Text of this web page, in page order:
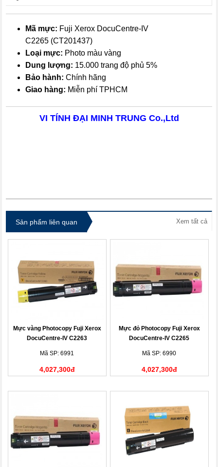
Mã mực: Fuji Xerox DocuCentre-IV
C2265 (CT201437)
Loại mực: Photo màu vàng
Dung lượng: 15.000 trang độ phủ 5%
Bảo hành: Chính hãng
Giao hàng: Miễn phí TPHCM
VI TÍNH ĐẠI MINH TRUNG Co.,Ltd
Sản phẩm liên quan Xem tất cả
Mực vàng Photocopy Fuji Xerox
DocuCentre-IV C2263
Mã SP: 6991
4,027,300đ
Mực đỏ Photocopy Fuji Xerox
DocuCentre-IV C2265
Mã SP: 6990
4,027,300đ